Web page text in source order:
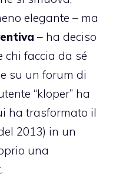
elegante – ma
– ha deciso
chi faccia da sé
su un forum di
“kloper” ha
ha trasformato il
2013) in un
una